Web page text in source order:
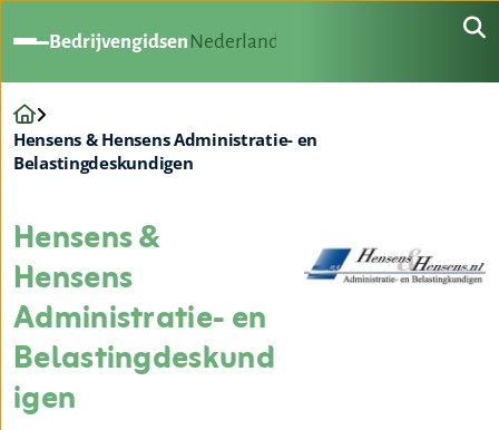
Bedrijvengidsen Nederland
Hensens & Hensens Administratie- en
Belastingdeskundigen
Hensens &
Hensens
Administratie- en
Belastingdeskund
igen